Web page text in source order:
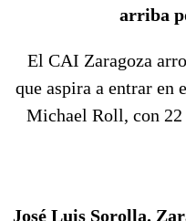
arriba
El CAI Zaragoza
que aspira a entrar
Michael Roll, con
José Luis Sorolla.